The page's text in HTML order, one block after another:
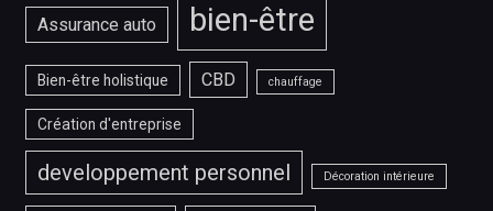
Assurance auto bien-être
Bien-être holistique CBD chauffage
Création d'entreprise
developpement personnel Décoration intérieure